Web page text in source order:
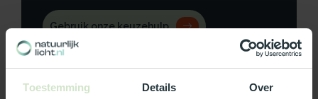
Toestemming Details Over
Gebruik onze keuzehulp